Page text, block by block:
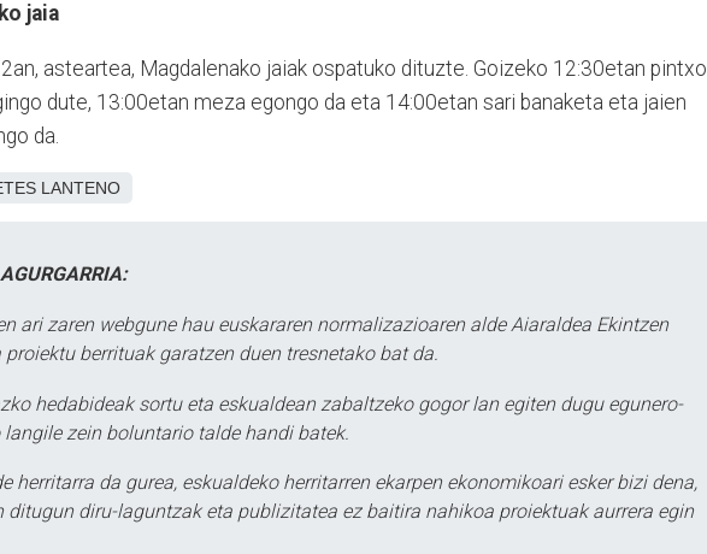
jaia
asteartea, Magdalenako jaiak ospatuko dituzte. Goizeko 12:30etan pintxo
dute, 13:00etan meza egongo da eta 14:00etan sari banaketa eta jaien
da.
LANTENO
ari zaren webgune hau euskararen normalizazioaren alde Aiaraldea Ekintzen
proiektu berrituak garatzen duen tresnetako bat da.
hedabideak sortu eta eskualdean zabaltzeko gogor lan egiten dugu egunero-
langile zein boluntario talde handi batek.
herritarra da gurea, eskualdeko herritarren ekarpen ekonomikoari esker bizi dena,
ditugun diru-laguntzak eta publizitatea ez baitira nahikoa proiektuak aurrera egin